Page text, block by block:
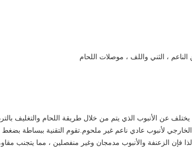
عن الأنبوب الذي يتم من خلال طريقة اللحام والتغليف
لأنبوب عادي ناعم غير ملحوم.تقوم التقنية ببساطة بضغط
فإن الزعنفة والأنبوب مدمجان وغير منفصلين ، مما يتجنب